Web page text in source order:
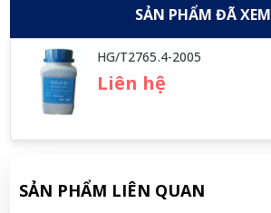
SẢN PHẨM ĐÃ XEM
HG/T2765.4-2005
Liên hệ
SẢN PHẨM LIÊN QUAN